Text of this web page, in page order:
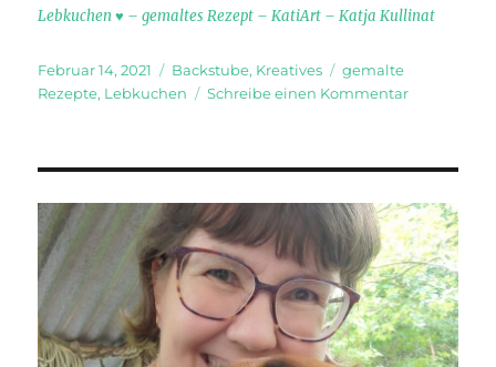
Lebkuchen ♥ – gemaltes Rezept – KatiArt – Katja Kullinat
Veröffentlicht
am
Februar 14, 2021 Kategorien
Backstube, Kreatives Schlagwörter
gemalte
Rezepte, Lebkuchen Schreibe einen Kommentarzu